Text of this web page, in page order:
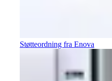
Støtteordning fra Enova